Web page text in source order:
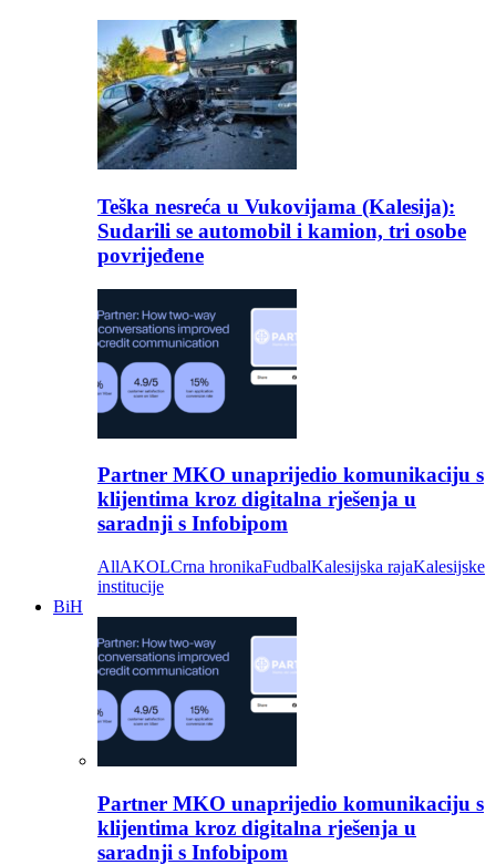
Teška nesreća u Vukovijama (Kalesija):
Sudarili se automobil i kamion, tri osobe
povrijeđene
Partner MKO unaprijedio komunikaciju s
klijentima kroz digitalna rješenja u
saradnji s Infobipom
AllAKOLCrna hronikaFudbalKalesijska rajaKalesijske
institucije
BiH
Partner MKO unaprijedio komunikaciju s
klijentima kroz digitalna rješenja u
saradnji s Infobipom